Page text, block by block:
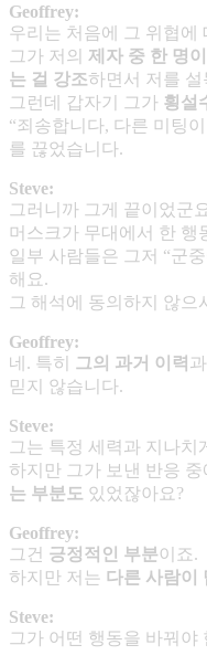
Geoffrey:
우리는 처음에 그 위협에
그가 저의 제자 중 한 명이
는 걸 강조하면서 저를
그런데 갑자기 그가 횡설
“죄송합니다, 다른 미팅
를 끊었습니다.
Steve:
그러니까 그게 끝이었군
머스크가 무대에서 한 행
일부 사람들은 그저 “군
해요.
그 해석에 동의하지 않으
Geoffrey:
네. 특히
그의 과거 이력 과
믿지 않습니다.
Steve:
그는 특정 세력과 지나치
하지만 그가 보낸 반응 중
는 부분도 있었잖아요?
Geoffrey:
그건 긍정적인 부분이죠.
하지만 저는 다른 사람이
Steve:
그가 어떤 행동을 바꿔야